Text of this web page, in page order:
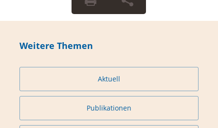
Weitere Themen
Aktuell
Publikationen